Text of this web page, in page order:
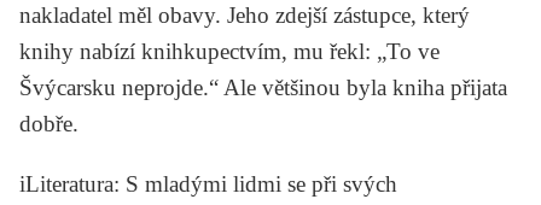
nakladatel měl obavy. Jeho zdejší zástupce, který
knihy nabízí knihkupectvím, mu řekl: „To ve
Švýcarsku neprojde.“ Ale většinou byla kniha přijata
dobře.
iLiteratura: S mladými lidmi se při svých